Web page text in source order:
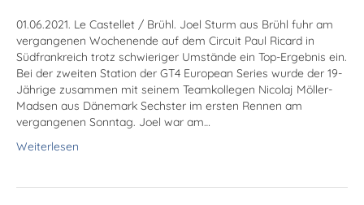
01.06.2021. Le Castellet / Brühl. Joel Sturm aus Brühl fuhr am
vergangenen Wochenende auf dem Circuit Paul Ricard in
Südfrankreich trotz schwieriger Umstände ein Top-Ergebnis ein.
Bei der zweiten Station der GT4 European Series wurde der 19-
Jährige zusammen mit seinem Teamkollegen Nicolaj Möller-
Madsen aus Dänemark Sechster im ersten Rennen am
vergangenen Sonntag. Joel war am…
Weiterlesen